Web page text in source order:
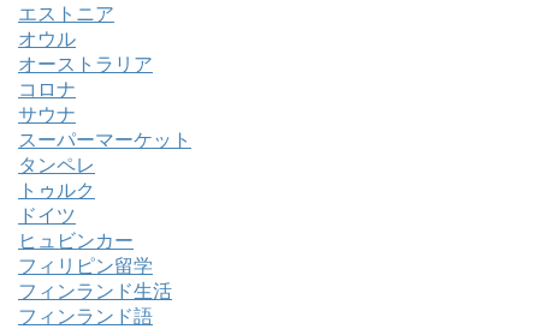
エストニア
オウル
オーストラリア
コロナ
サウナ
スーパーマーケット
タンペレ
トゥルク
ドイツ
ヒュビンカー
フィリピン留学
フィンランド生活
フィンランド語